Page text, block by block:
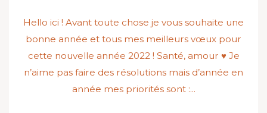
Hello ici ! Avant toute chose je vous souhaite une
bonne année et tous mes meilleurs vœux pour
cette nouvelle année 2022 ! Santé, amour ♥ Je
n’aime pas faire des résolutions mais d’année en
année mes priorités sont :...